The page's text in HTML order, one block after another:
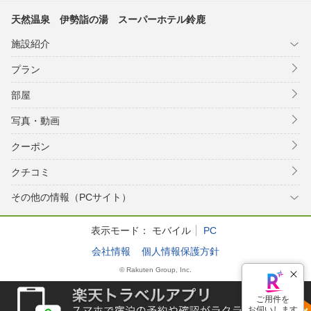
天然温泉 伊勢詣の湯 スーパーホテル鈴鹿
施設紹介
プラン
部屋
写真・動画
クーポン
クチコミ
その他の情報（PCサイト）
表示モード： モバイル
PC
会社情報
個人情報保護方針
© Rakuten Group, Inc.
ご用件を